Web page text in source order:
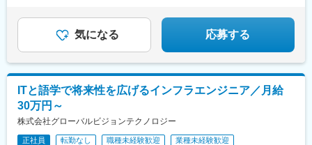
部の写真もご覧ください！）。
駅(東京都)、蓮沼駅、稲荷町駅(東京都)、代々木八幡駅、浜松町
駅、銀座駅、井の頭公園駅、大崎広小路駅、代官山駅、下神明
幸町駅、岩本町駅、京急蒲田駅、京成上野駅、御成門駅、銀座一
丁目駅、西日暮里駅(舎人ライナー)、高輪台駅、芝公園駅、白金高
輪駅、水道橋駅、立川南駅、新桜台駅、九品仏駅、菊川駅(東京
都)、本郷三丁目駅、茅場町駅、新代田駅
気になる 応募する
ITと語学で将来性を広げるインフラエンジニア／月給
30万円～
株式会社グローバルビジョンテクノロジー
正社員 転勤なし 職種未経験歓迎 業種未経験歓迎